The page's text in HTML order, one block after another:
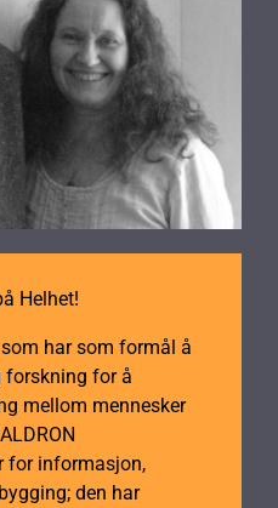
Helhet!
har som formål å
forskning for å
mellom mennesker
for informasjon,
den har